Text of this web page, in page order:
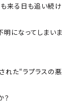
来る日も追い続け
になってしまいま
れた“ラプラスの悪
？